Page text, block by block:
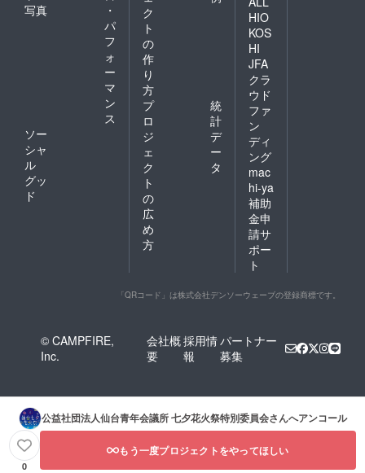
写真
・
パ
フ
ォ
ー
マ
ン
ス
ソー
シャ
ル
グッ
ド
ク
ト
の
作
り
方
プ
ロ
ジ
ェ
ク
ト
の
広
め
方
統
計
デ
ー
タ
HIO
KOS
HI
JFA
クラ
ウド
ファ
ン
ディ
ング
mac
hi-ya
補助
金申
請サ
ポー
ト
「QRコード」は株式会社デンソーウェーブの登録商標です。
© CAMPFIRE,
Inc.
会社概
要
採用情
報
パートナー
募集
公益社団法人仙台青年会議所 七夕花火祭特別委員会さんへアンコール
0
もう一度プロジェクトをやってほしい